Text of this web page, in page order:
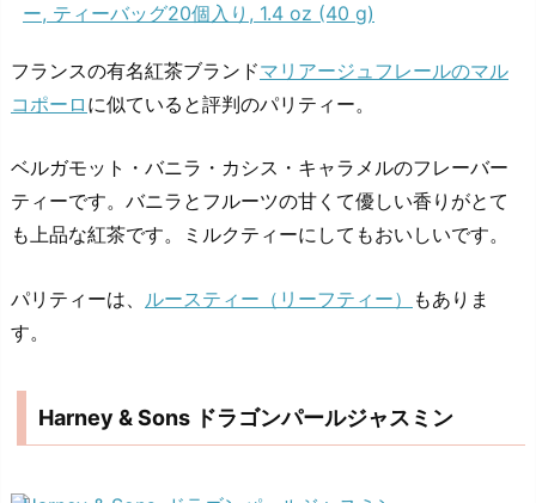
ー, ティーバッグ20個入り, 1.4 oz (40 g)
フランスの有名紅茶ブランドマリアージュフレールのマル
コポーロ に似ていると評判のパリティー。
ベルガモット・バニラ・カシス・キャラメルのフレーバー
ティーです。バニラとフルーツの甘くて優しい香りがとて
も上品な紅茶です。ミルクティーにしてもおいしいです。
パリティーは、 ルースティー（リーフティー）
もありま
す。
Harney & Sons ドラゴンパールジャスミン